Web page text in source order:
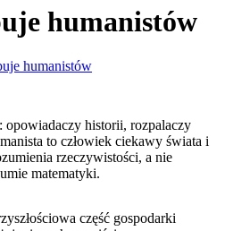
humanistów
humanistów
opowiadaczy historii, rozpalaczy
to człowiek ciekawy świata i
rzeczywistości, a nie
matematyki.
część gospodarki